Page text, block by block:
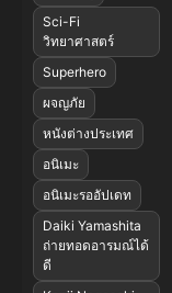
Sci-Fi
วิทยาศาสตร์
Superhero
ผจญภัย
หนังต่างประเทศ
อนิเมะ
อนิเมะรออัปเดท
Daiki Yamashita
ถ่ายทอดอารมณ์ได้
ดี